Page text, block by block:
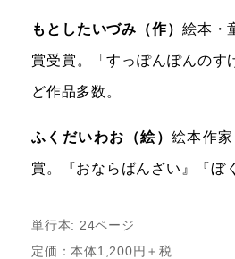
もとしたいづみ（作） 絵本・
賞受賞。「すっぽんぽんのす
ど作品多数。
ふくだいわお（絵） 絵本作
賞。『おならばんざい』『ぼ
単行本: 24ページ
定価：本体1,200円＋税